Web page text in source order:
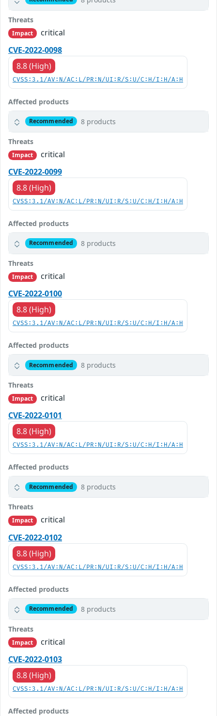
Threats
Impact
critical
CVE-2022-0098
8.8 (High)
CVSS:3.1/AV:N/AC:L/PR:N/UI:R/S:U/C:H/I:H/A:H
Affected products
Recommended 8 products
Threats
Impact
critical
CVE-2022-0099
8.8 (High)
CVSS:3.1/AV:N/AC:L/PR:N/UI:R/S:U/C:H/I:H/A:H
Affected products
Recommended 8 products
Threats
Impact
critical
CVE-2022-0100
8.8 (High)
CVSS:3.1/AV:N/AC:L/PR:N/UI:R/S:U/C:H/I:H/A:H
Affected products
Recommended 8 products
Threats
Impact
critical
CVE-2022-0101
8.8 (High)
CVSS:3.1/AV:N/AC:L/PR:N/UI:R/S:U/C:H/I:H/A:H
Affected products
Recommended 8 products
Threats
Impact
critical
CVE-2022-0102
8.8 (High)
CVSS:3.1/AV:N/AC:L/PR:N/UI:R/S:U/C:H/I:H/A:H
Affected products
Recommended 8 products
Threats
Impact
critical
CVE-2022-0103
8.8 (High)
CVSS:3.1/AV:N/AC:L/PR:N/UI:R/S:U/C:H/I:H/A:H
Affected products